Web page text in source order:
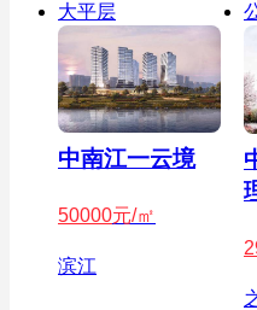
大平层
中南江一云境
50000元/㎡
滨江